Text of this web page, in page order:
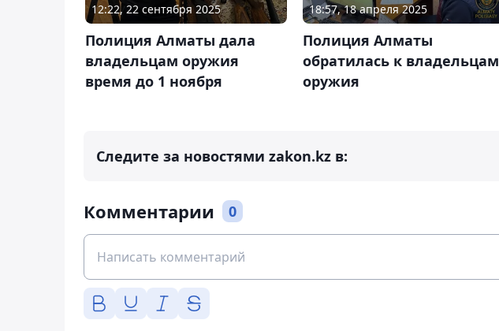
12:22, 22 сентября 2025
Полиция Алматы дала
владельцам оружия
время до 1 ноября
18:57, 18 апреля 2025
Полиция Алматы
обратилась к владельцам
оружия
Следите за новостями zakon.kz в:
Комментарии 0